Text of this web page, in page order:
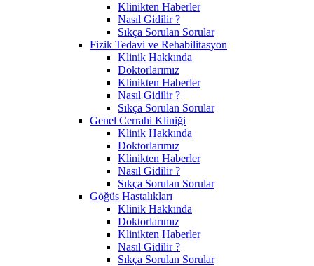
Klinikten Haberler
Nasıl Gidilir ?
Sıkça Sorulan Sorular
Fizik Tedavi ve Rehabilitasyon
Klinik Hakkında
Doktorlarımız
Klinikten Haberler
Nasıl Gidilir ?
Sıkça Sorulan Sorular
Genel Cerrahi Kliniği
Klinik Hakkında
Doktorlarımız
Klinikten Haberler
Nasıl Gidilir ?
Sıkça Sorulan Sorular
Göğüs Hastalıkları
Klinik Hakkında
Doktorlarımız
Klinikten Haberler
Nasıl Gidilir ?
Sıkça Sorulan Sorular